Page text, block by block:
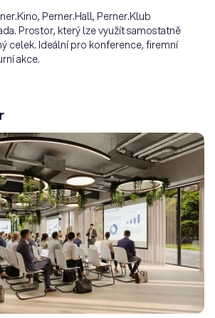
Perner.Hall, Perner.Klub
Prostor, který lze využít samostatně
celek. Ideální pro konference, firemní
akce.